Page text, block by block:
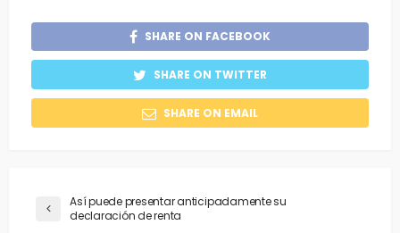
SHARE ON FACEBOOK
SHARE ON TWITTER
SHARE ON EMAIL
Así puede presentar anticipadamente su
declaración de renta